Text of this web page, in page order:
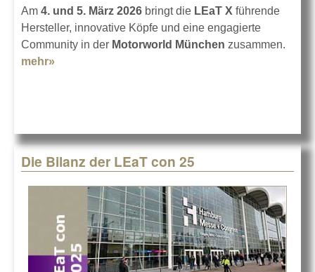
Am 4. und 5. März 2026 bringt die LEaT X führende
Hersteller, innovative Köpfe und eine engagierte
Community in der Motorworld München zusammen.
mehr»
Die Bilanz der LEaT con 25